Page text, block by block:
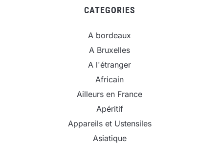
CATEGORIES
A bordeaux
A Bruxelles
A l'étranger
Africain
Ailleurs en France
Apéritif
Appareils et Ustensiles
Asiatique